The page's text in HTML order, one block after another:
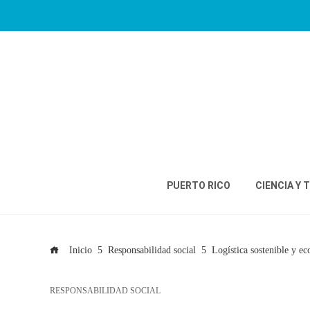
PUERTO RICO CIENCIA Y
Inicio Responsabilidad social Logística sostenible y
RESPONSABILIDAD SOCIAL